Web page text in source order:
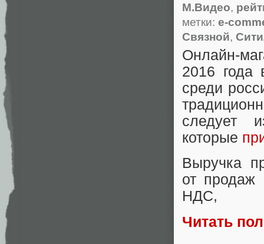
М.Видео,
метки: e-
Связной,
Онлайн-
2016 года
среди
следует
которые
Выручка
от продаж
НДС,
Читать